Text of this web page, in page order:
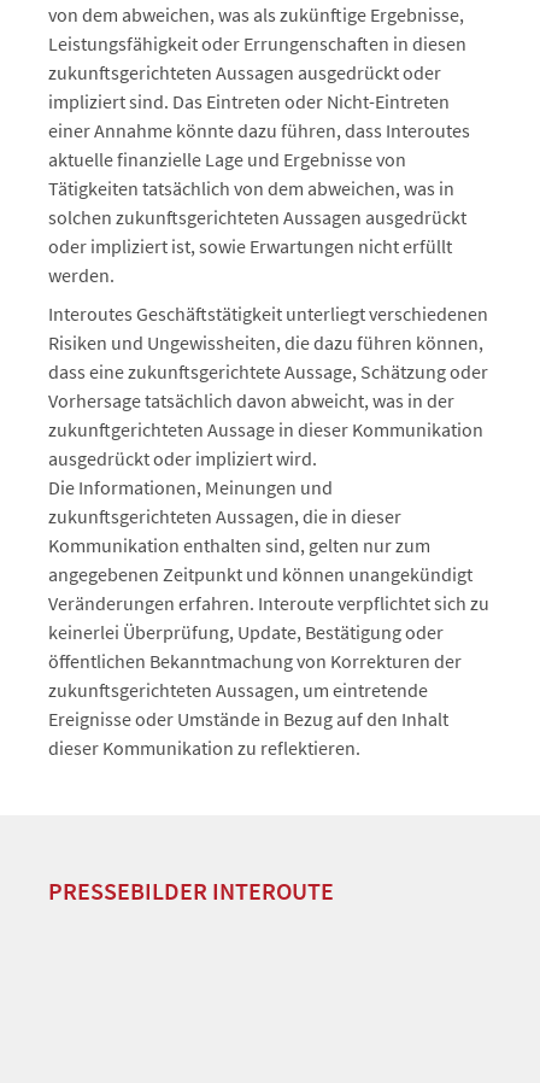
von dem abweichen, was als zukünftige Ergebnisse,
Leistungsfähigkeit oder Errungenschaften in diesen
zukunftsgerichteten Aussagen ausgedrückt oder
impliziert sind. Das Eintreten oder Nicht-Eintreten
einer Annahme könnte dazu führen, dass Interoutes
aktuelle finanzielle Lage und Ergebnisse von
Tätigkeiten tatsächlich von dem abweichen, was in
solchen zukunftsgerichteten Aussagen ausgedrückt
oder impliziert ist, sowie Erwartungen nicht erfüllt
werden.
Interoutes Geschäftstätigkeit unterliegt verschiedenen
Risiken und Ungewissheiten, die dazu führen können,
dass eine zukunftsgerichtete Aussage, Schätzung oder
Vorhersage tatsächlich davon abweicht, was in der
zukunftgerichteten Aussage in dieser Kommunikation
ausgedrückt oder impliziert wird.
Die Informationen, Meinungen und
zukunftsgerichteten Aussagen, die in dieser
Kommunikation enthalten sind, gelten nur zum
angegebenen Zeitpunkt und können unangekündigt
Veränderungen erfahren. Interoute verpflichtet sich zu
keinerlei Überprüfung, Update, Bestätigung oder
öffentlichen Bekanntmachung von Korrekturen der
zukunftsgerichteten Aussagen, um eintretende
Ereignisse oder Umstände in Bezug auf den Inhalt
dieser Kommunikation zu reflektieren.
PRESSEBILDER INTEROUTE